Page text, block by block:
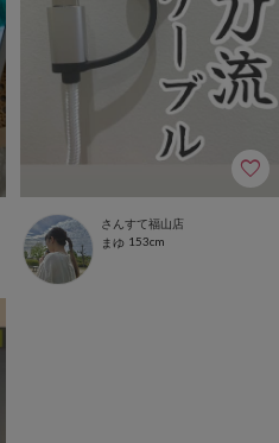
さんすて福山店
まゆ 153cm